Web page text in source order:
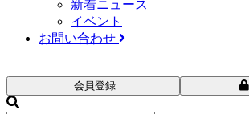
新着ニュース
イベント
お問い合わせ
会員登録